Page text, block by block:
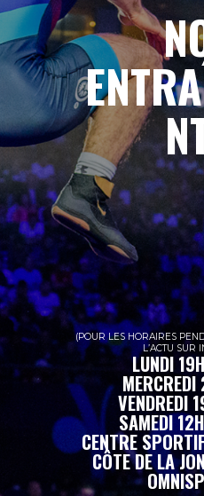
(POUR LES HORAIRES
L’ACTU SUR
LUNDI
VENDREDI
SAMEDI
CENTRE
CÔTE DE LA